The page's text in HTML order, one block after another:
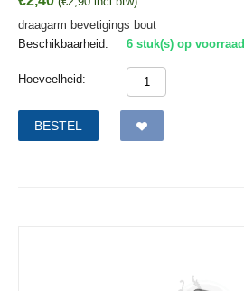
draagarm bevetigings bout
Beschikbaarheid:
6 stuk(s) op voorraad
Hoeveelheid:
BESTEL